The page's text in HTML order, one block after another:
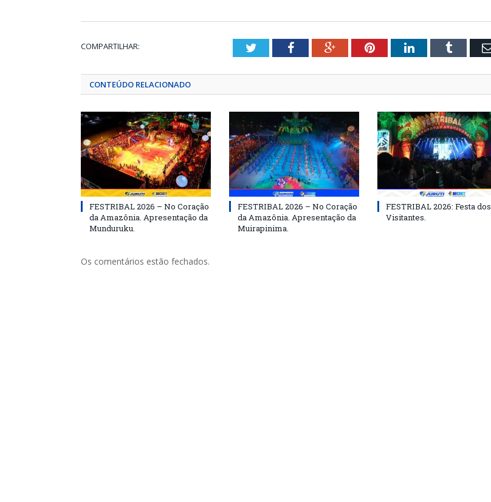
COMPARTILHAR: TwitterFacebookGoogle+PinterestLinkedInTumblr
CONTEÚDO RELACIONADO
FESTRIBAL 2026 – No Coração
da Amazônia. Apresentação da
Munduruku.
FESTRIBAL 2026 – No Coração
da Amazônia. Apresentação da
Muirapinima.
FESTRIBAL 2026: Festa dos
Visitantes.
Os comentários estão fechados.